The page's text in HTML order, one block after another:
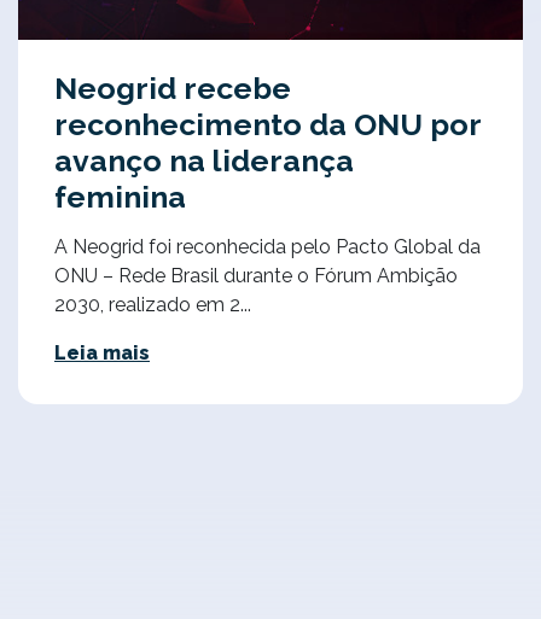
Neogrid recebe
reconhecimento da ONU por
avanço na liderança
feminina
A Neogrid foi reconhecida pelo Pacto Global da
ONU – Rede Brasil durante o Fórum Ambição
2030, realizado em 2...
Leia mais